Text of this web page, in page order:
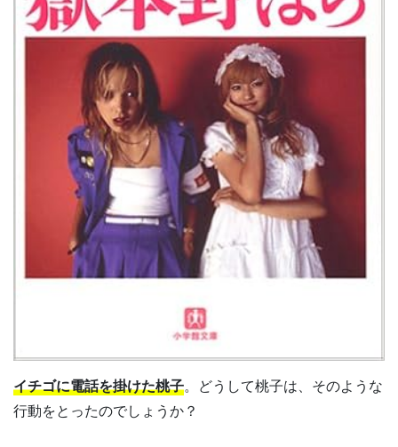
イチゴに電話を掛けた桃子。どうして桃子は、そのような
行動をとったのでしょうか？